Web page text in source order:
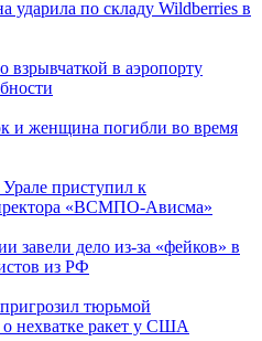
ударила по складу Wildberries в
взрывчаткой в аэропорту
и женщина погибли во время
приступил к
«ВСМПО-Ависма»
завели дело из-за «фейков» в
из РФ
тюрьмой
нехватке ракет у США